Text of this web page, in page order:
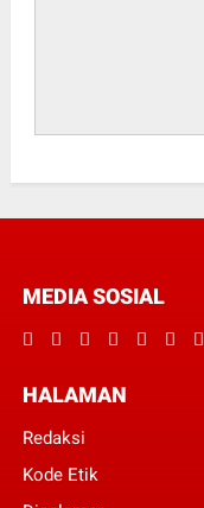
MEDIA SOSIAL
HALAMAN
Redaksi
Kode Etik